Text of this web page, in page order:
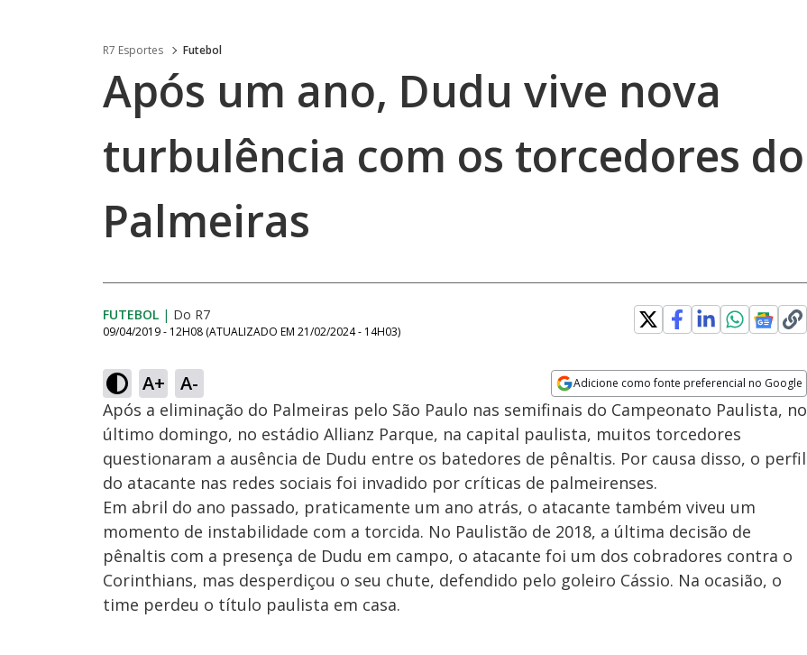
R7 Esportes Futebol
Após um ano, Dudu vive nova
turbulência com os torcedores do
Palmeiras
FUTEBOL | Do R7
09/04/2019 - 12H08 (ATUALIZADO EM 21/02/2024 - 14H03)
A+ A- Adicione como fonte preferencial no Google
Opens in new window
Após a eliminação do Palmeiras pelo São Paulo nas semifinais do Campeonato Paulista, no
último domingo, no estádio Allianz Parque, na capital paulista, muitos torcedores
questionaram a ausência de Dudu entre os batedores de pênaltis. Por causa disso, o perfil
do atacante nas redes sociais foi invadido por críticas de palmeirenses.
Em abril do ano passado, praticamente um ano atrás, o atacante também viveu um
momento de instabilidade com a torcida. No Paulistão de 2018, a última decisão de
pênaltis com a presença de Dudu em campo, o atacante foi um dos cobradores contra o
Corinthians, mas desperdiçou o seu chute, defendido pelo goleiro Cássio. Na ocasião, o
time perdeu o título paulista em casa.